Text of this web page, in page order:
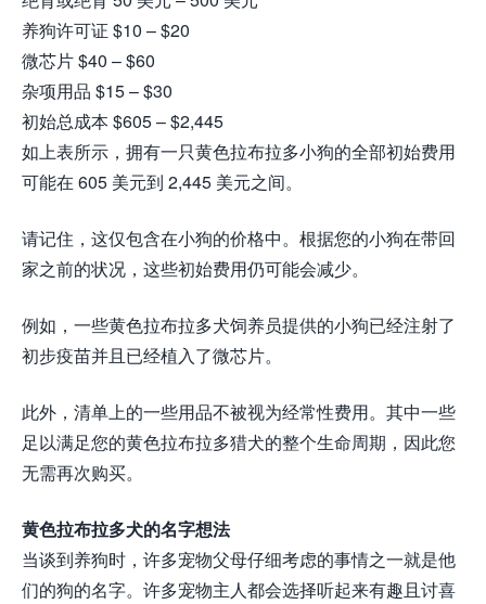
养狗许可证 $10 – $20
微芯片 $40 – $60
杂项用品 $15 – $30
初始总成本 $605 – $2,445
如上表所示，拥有一只黄色拉布拉多小狗的全部初始费用
可能在 605 美元到 2,445 美元之间。
请记住，这仅包含在小狗的价格中。根据您的小狗在带回
家之前的状况，这些初始费用仍可能会减少。
例如，一些黄色拉布拉多犬饲养员提供的小狗已经注射了
初步疫苗并且已经植入了微芯片。
此外，清单上的一些用品不被视为经常性费用。其中一些
足以满足您的黄色拉布拉多猎犬的整个生命周期，因此您
无需再次购买。
黄色拉布拉多犬的名字想法
当谈到养狗时，许多宠物父母仔细考虑的事情之一就是他
们的狗的名字。许多宠物主人都会选择听起来有趣且讨喜